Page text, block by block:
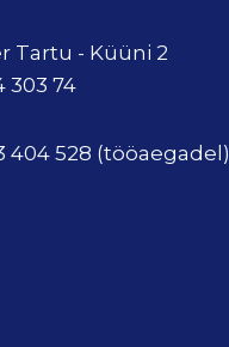
Tartu - Küüni 2
303 74
404 528 (tööaegadel)